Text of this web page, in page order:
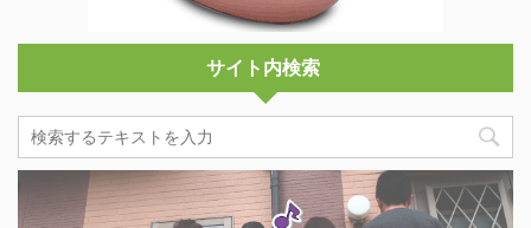
サイト内検索